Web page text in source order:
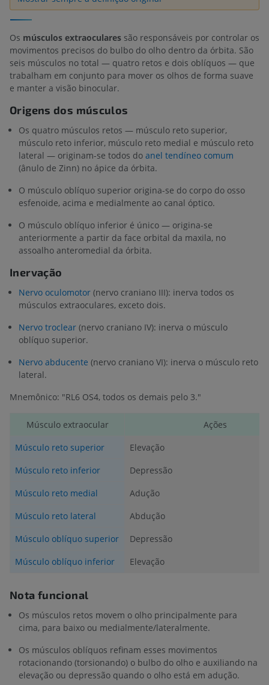
Os músculos extraoculares são responsáveis por controlar os
movimentos precisos do bulbo do olho dentro da órbita. São
seis músculos no total — quatro retos e dois oblíquos — que
trabalham em conjunto para mover os olhos de forma suave
e manter a visão binocular.
Origens dos músculos
Os quatro músculos retos — músculo reto superior,
músculo reto inferior, músculo reto medial e músculo reto
lateral — originam-se todos do anel tendíneo comum
(ânulo de Zinn) no ápice da órbita.
O músculo oblíquo superior origina-se do corpo do osso
esfenoide, acima e medialmente ao canal óptico.
O músculo oblíquo inferior é único — origina-se
anteriormente a partir da face orbital da maxila, no
assoalho anteromedial da órbita.
Inervação
Nervo oculomotor (nervo craniano III): inerva todos os
músculos extraoculares, exceto dois.
Nervo troclear (nervo craniano IV): inerva o músculo
oblíquo superior.
Nervo abducente (nervo craniano VI): inerva o músculo reto
lateral.
Mnemônico: "RL6 OS4, todos os demais pelo 3."
Músculo extraocular
Ações
Músculo reto superior
Elevação
Músculo reto inferior
Depressão
Músculo reto medial
Adução
Músculo reto lateral
Abdução
Músculo oblíquo superior
Depressão
Músculo oblíquo inferior
Elevação
Nota funcional
Os músculos retos movem o olho principalmente para
cima, para baixo ou medialmente/lateralmente.
Os músculos oblíquos refinam esses movimentos
rotacionando (torsionando) o bulbo do olho e auxiliando na
elevação ou depressão quando o olho está em adução.